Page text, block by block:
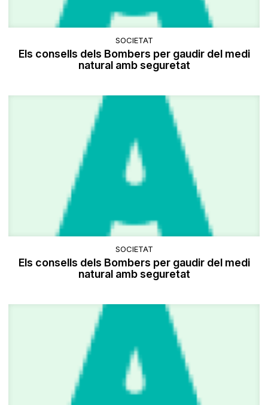
SOCIETAT
Els consells dels Bombers per gaudir del medi
natural amb seguretat
SOCIETAT
Els consells dels Bombers per gaudir del medi
natural amb seguretat